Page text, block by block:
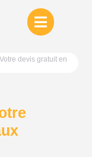
devis gratuit en